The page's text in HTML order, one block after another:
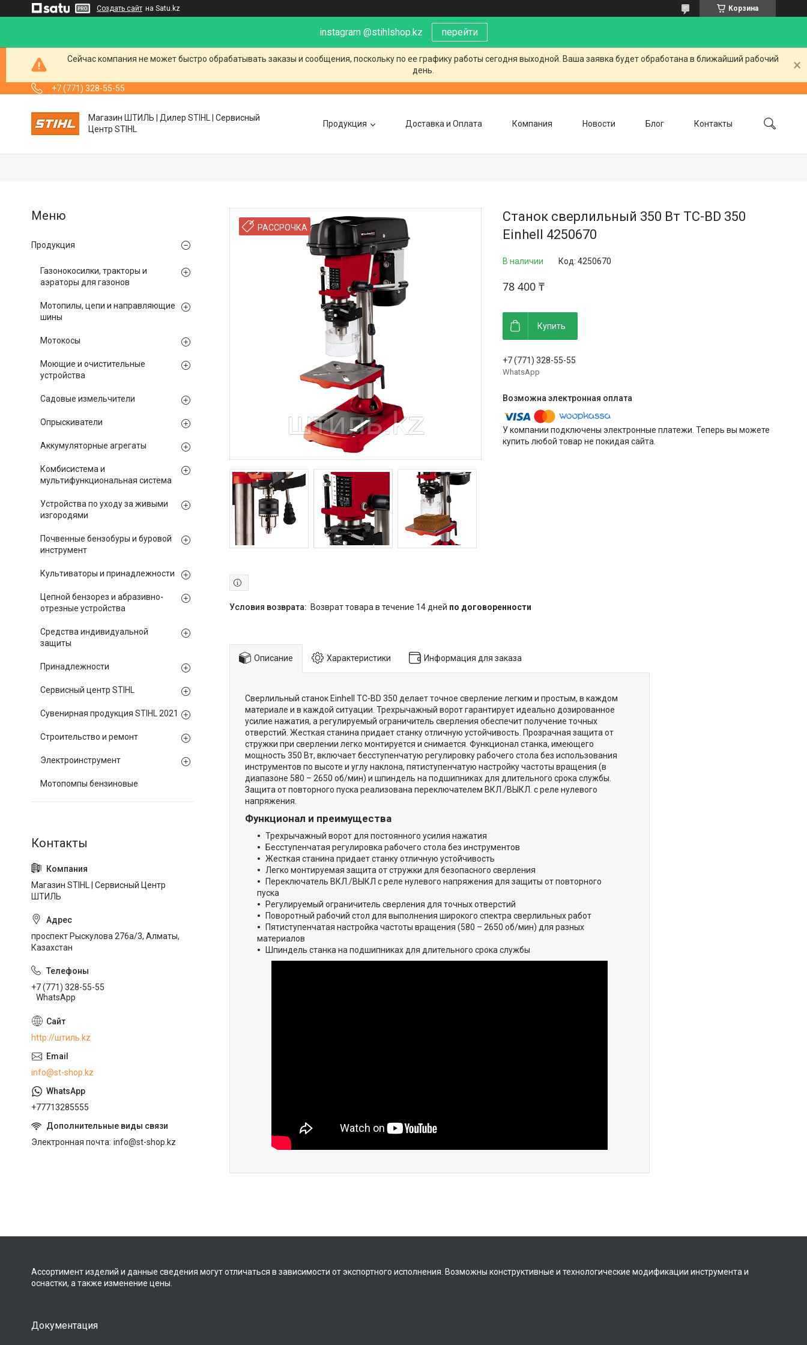
Создать сайт на Satu.kz Корзина
instagram @stihlshop.kz перейти
Сейчас компания не может быстро обрабатывать заказы и сообщения, поскольку по ее графику работы сегодня выходной. Ваша заявка будет обработана в ближайший рабочий
день.
+7 (771) 328-55-55
Магазин ШТИЛЬ | Дилер STIHL | Сервисный
Центр STIHL
Продукция Доставка и Оплата Компания Новости Блог Контакты
РАССРОЧКА
Станок сверлильный 350 Вт TC-BD 350
Einhell 4250670
В наличии Код: 4250670
78 400 ₸
Купить
+7 (771) 328-55-55
WhatsApp
У компании подключены электронные платежи. Теперь вы можете
купить любой товар не покидая сайта.
возврат товара в течение 14 дней по договоренности
Описание Характеристики Информация для заказа
Сверлильный станок Einhell TC-BD 350 делает точное сверление легким и простым, в каждом
материале и в каждой ситуации. Трехрычажный ворот гарантирует идеально дозированное
усилие нажатия, а регулируемый ограничитель сверления обеспечит получение точных
отверстий. Жесткая станина придает станку отличную устойчивость. Прозрачная защита от
стружки при сверлении легко монтируется и снимается. Функционал станка, имеющего
мощность 350 Вт, включает бесступенчатую регулировку рабочего стола без использования
инструментов по высоте и углу наклона, пятиступенчатую настройку частоты вращения (в
диапазоне 580 – 2650 об/мин) и шпиндель на подшипниках для длительного срока службы.
Защита от повторного пуска реализована переключателем ВКЛ./ВЫКЛ. с реле нулевого
напряжения.
Функционал и преимущества
Трехрычажный ворот для постоянного усилия нажатия
Бесступенчатая регулировка рабочего стола без инструментов
Жесткая станина придает станку отличную устойчивость
Легко монтируемая защита от стружки для безопасного сверления
Переключатель ВКЛ./ВЫКЛ с реле нулевого напряжения для защиты от повторного
пуска
Регулируемый ограничитель сверления для точных отверстий
Поворотный рабочий стол для выполнения широкого спектра сверлильных работ
Пятиступенчатая настройка частоты вращения (580 – 2650 об/мин) для разных
материалов
Шпиндель станка на подшипниках для длительного срока службы
Продукция
Газонокосилки, тракторы и
аэраторы для газонов
Мотопилы, цепи и направляющие
шины
Мотокосы
Моющие и очистительные
устройства
Садовые измельчители
Опрыскиватели
Аккумуляторные агрегаты
Комбисистема и
мультифункциональная система
Устройства по уходу за живыми
изгородями
Почвенные бензобуры и буровой
инструмент
Культиваторы и принадлежности
Цепной бензорез и абразивно-
отрезные устройства
Средства индивидуальной
защиты
Принадлежности
Сервисный центр STIHL
Сувенирная продукция STIHL 2021
Строительство и ремонт
Электроинструмент
Мотопомпы бензиновые
Магазин STIHL | Сервисный Центр
ШТИЛЬ
проспект Рыскулова 276а/3, Алматы,
Казахстан
+7 (771) 328-55-55
WhatsApp
http://штиль.kz
info@st-shop.kz
+77713285555
Электронная почта info@st-shop.kz
Ассортимент изделий и данные сведения могут отличаться в зависимости от экспортного исполнения. Возможны конструктивные и технологические модификации инструмента и
оснастки, а также изменение цены.
Документация